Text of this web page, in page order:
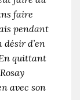
faire
pendant
d’en
quittant
avec son